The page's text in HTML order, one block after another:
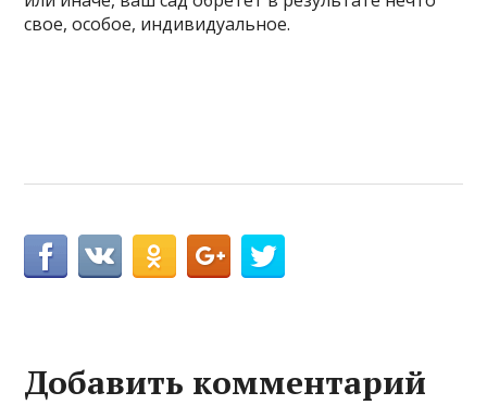
свое, особое, индивидуальное.
Добавить комментарий